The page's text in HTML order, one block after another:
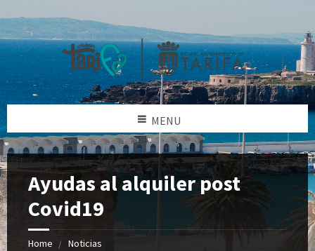
MENU
Ayudas al alquiler post
Covid19
Home Noticias